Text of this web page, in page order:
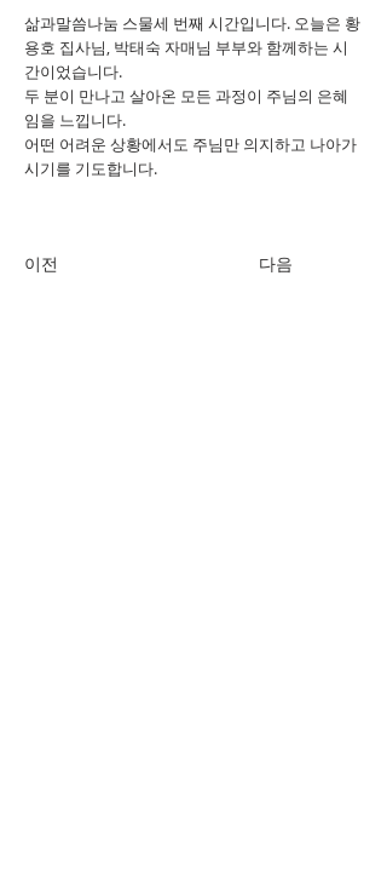
삶과말씀나눔 스물세 번째 시간입니다. 오늘은 황
용호 집사님, 박태숙 자매님 부부와 함께하는 시
간이었습니다.
두 분이 만나고 살아온 모든 과정이 주님의 은혜
임을 느낍니다.
어떤 어려운 상황에서도 주님만 의지하고 나아가
시기를 기도합니다.
이전 다음